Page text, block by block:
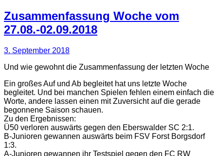
Zusammenfassung Woche vom
27.08.-02.09.2018
3. September 2018
Und wie gewohnt die Zusammenfassung der letzten Woche
Ein großes Auf und Ab begleitet hat uns letzte Woche
begleitet. Und bei manchen Spielen fehlen einem einfach die
Worte, andere lassen einen mit Zuversicht auf die gerade
begonnene Saison schauen.
Zu den Ergebnissen:
Ü50 verloren auswärts gegen den Eberswalder SC 2:1.
B-Junioren gewannen auswärts beim FSV Forst Borgsdorf
1:3.
A-Junioren gewannen ihr Testspiel gegen den FC RW